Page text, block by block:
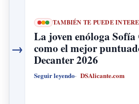
→
TAMBIÉN TE PUEDE
La joven enóloga
como el mejor
Decanter 2026
Seguir leyendo DSAlicante.com